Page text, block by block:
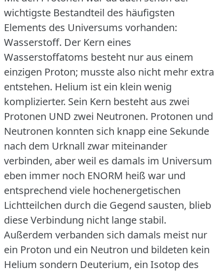
wichtigste Bestandteil des häufigsten
Elements des Universums vorhanden:
Wasserstoff. Der Kern eines
Wasserstoffatoms besteht nur aus einem
einzigen Proton; musste also nicht mehr extra
entstehen. Helium ist ein klein wenig
komplizierter. Sein Kern besteht aus zwei
Protonen UND zwei Neutronen. Protonen und
Neutronen konnten sich knapp eine Sekunde
nach dem Urknall zwar miteinander
verbinden, aber weil es damals im Universum
eben immer noch ENORM heiß war und
entsprechend viele hochenergetischen
Lichtteilchen durch die Gegend sausten, blieb
diese Verbindung nicht lange stabil.
Außerdem verbanden sich damals meist nur
ein Proton und ein Neutron und bildeten kein
Helium sondern Deuterium, ein Isotop des